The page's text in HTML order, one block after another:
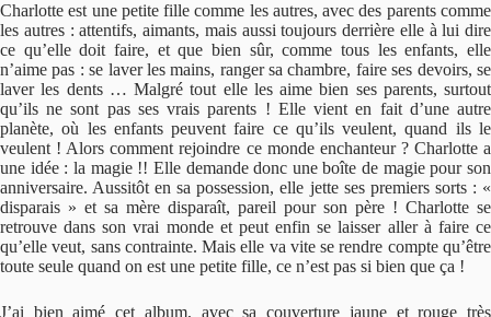
Charlotte est une petite fille comme les autres, avec des parents comme
les autres : attentifs, aimants, mais aussi toujours derrière elle à lui dire
ce qu’elle doit faire, et que bien sûr, comme tous les enfants, elle
n’aime pas : se laver les mains, ranger sa chambre, faire ses devoirs, se
laver les dents … Malgré tout elle les aime bien ses parents, surtout
qu’ils ne sont pas ses vrais parents ! Elle vient en fait d’une autre
planète, où les enfants peuvent faire ce qu’ils veulent, quand ils le
veulent ! Alors comment rejoindre ce monde enchanteur ? Charlotte a
une idée : la magie !! Elle demande donc une boîte de magie pour son
anniversaire. Aussitôt en sa possession, elle jette ses premiers sorts : «
disparais » et sa mère disparaît, pareil pour son père ! Charlotte se
retrouve dans son vrai monde et peut enfin se laisser aller à faire ce
qu’elle veut, sans contrainte. Mais elle va vite se rendre compte qu’être
toute seule quand on est une petite fille, ce n’est pas si bien que ça !
J’ai bien aimé cet album, avec sa couverture jaune et rouge très